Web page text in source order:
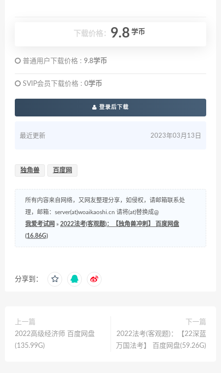
下载价格： 9.8 学币
普通用户下载价格 : 9.8学币
SVIP会员下载价格 : 0学币
登录后下载
最近更新 2023年03月13日
独角兽 百度网
所有内容来自网络，又网友整理分享，如侵权，请邮箱联系处
理，邮箱：server(at)woaikaoshi.cn 请将(at)替换成@
我爱考试网 » 2022法考(客观题)：【独角兽冲刺】 百度网盘
(16.86G)
分享到：
上一篇
2022高级经济师 百度网盘
(135.99G)
下一篇
2022法考(客观题)：【22深蓝
万国法考】 百度网盘(59.26G)